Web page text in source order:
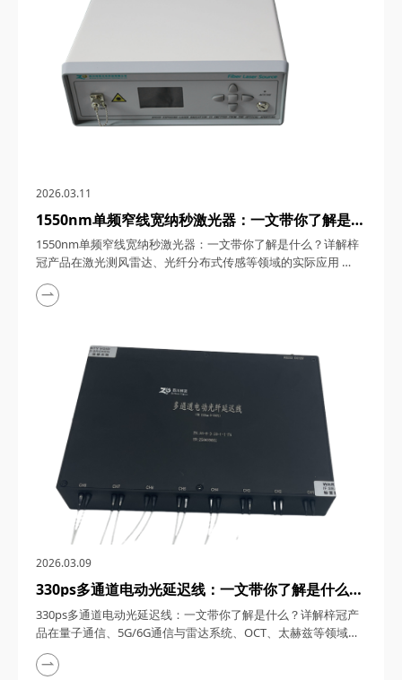
2026.03.11
1550nm单频窄线宽纳秒激光器：一文带你了解是什
么？详解梓冠产品在激光测风雷达、光纤分布式传感
等领域的实际应用
1550nm单频窄线宽纳秒激光器：一文带你了解是什么？详解梓
冠产品在激光测风雷达、光纤分布式传感等领域的实际应用
1550nm单频窄线宽纳秒激光器，在激光技术的浩瀚星空中，犹
如一颗璀璨的明星，以其独特的光学特性和广泛的应用领域，吸
越的性能和稳定的表现，成为了市场上的热门之...
2026.03.09
330ps多通道电动光延迟线：一文带你了解是什么？
详解梓冠产品在量子通信、5G/6G通信与雷达系
统、OCT、太赫兹等领域的实际应用
330ps多通道电动光延迟线：一文带你了解是什么？详解梓冠产
品在量子通信、5G/6G通信与雷达系统、OCT、太赫兹等领域的
实际应用 330ps多通道电动光延迟线，在光通信与光电子技术的
飞速发展中，凭借其高精度、多通道、可调可控等特性，在量子